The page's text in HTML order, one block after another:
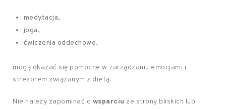
medytacja,
joga,
ćwiczenia oddechowe.
mogą okazać się pomocne w zarządzaniu emocjami i
stresorem związanym z dietą.
Nie należy zapominać o wsparciu ze strony bliskich lub